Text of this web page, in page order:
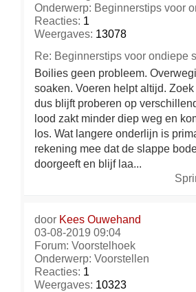
Onderwerp: Beginnerstips voor
Reacties: 1
Weergaves: 13078
Re: Beginnerstips voor ondiepe
Boilies geen probleem.
soaken. Voeren helpt altijd. Zoek
dus blijft proberen op
lood zakt minder diep weg en
los. Wat langere onderlijn is
rekening mee dat de slappe
doorgeeft en blijf laa...
door Kees Ouwehand
03-08-2019 09:04
Forum: Voorstelhoek
Onderwerp: Voorstellen
Reacties: 1
Weergaves: 10323